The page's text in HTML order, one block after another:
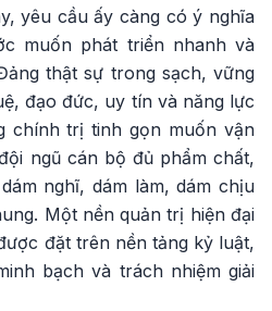
yêu cầu ấy càng có ý nghĩa
muốn phát triển nhanh và
thật sự trong sạch, vững
đạo đức, uy tín và năng lực
chính trị tinh gọn muốn vận
ngũ cán bộ đủ phẩm chất,
nghĩ, dám làm, dám chịu
Một nền quản trị hiện đại
đặt trên nền tảng kỷ luật,
bạch và trách nhiệm giải